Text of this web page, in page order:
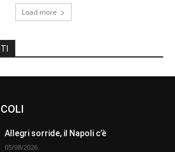
Load more
Allegri sorride, il Napoli c’è
05/08/2026